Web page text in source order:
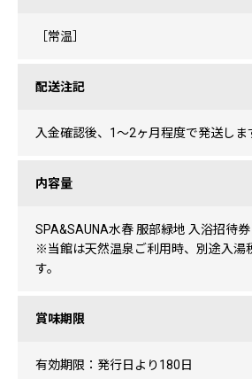
［常温］
配送注記
入金確認後、1〜2ヶ月程度で発送しま
内容量
SPA&SAUNA水春 服部緑地 入浴招待
※当館は天然温泉ご利用時、別途入湯
す。
賞味期限
有効期限：発行日より180日